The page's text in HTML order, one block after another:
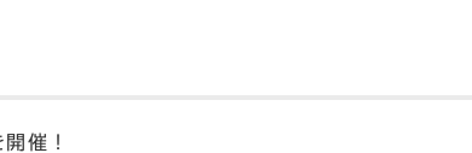
開催！